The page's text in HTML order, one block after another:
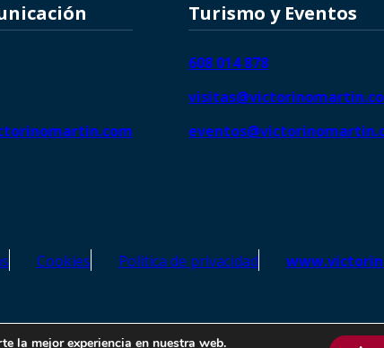
Turismo y Eventos
608 014 878
Cookies Política de privacidad
– Todos los derechos reservados | SEO de Agencia
la mejor experiencia en nuestra web.